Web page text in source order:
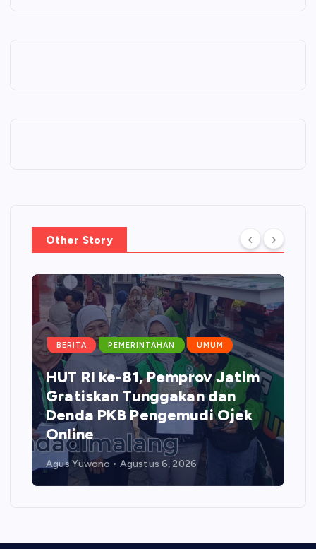
Other Story
BERITA PEMERINTAHAN UMUM
HUT RI ke-81, Pemprov Jatim
Gratiskan Tunggakan dan
Denda PKB Pengemudi Ojek
Online
Agus Yuwono Agustus 6, 2026